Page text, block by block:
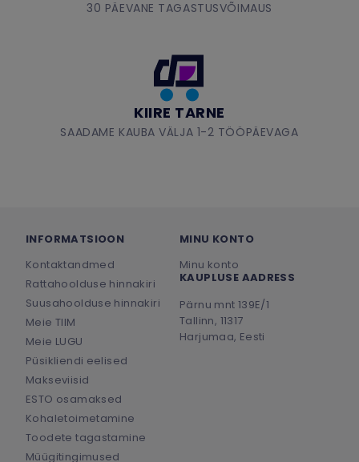
30 PÄEVANE TAGASTUSVÕIMAUS
KIIRE TARNE
SAADAME KAUBA VÄLJA 1-2 TÖÖPÄEVAGA
INFORMATSIOON
Kontaktandmed
Rattahoolduse hinnakiri
Suusahoolduse hinnakiri
Meie TIIM
Meie LUGU
Püsikliendi eelised
Makseviisid
ESTO osamaksed
Kohaletoimetamine
Toodete tagastamine
Müügitingimused
MINU KONTO
Minu konto
KAUPLUSE AADRESS
Pärnu mnt 139E/1
Tallinn, 11317
Harjumaa, Eesti